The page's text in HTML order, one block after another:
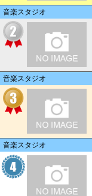
音楽スタジオ
音楽スタジオ
音楽スタジオ